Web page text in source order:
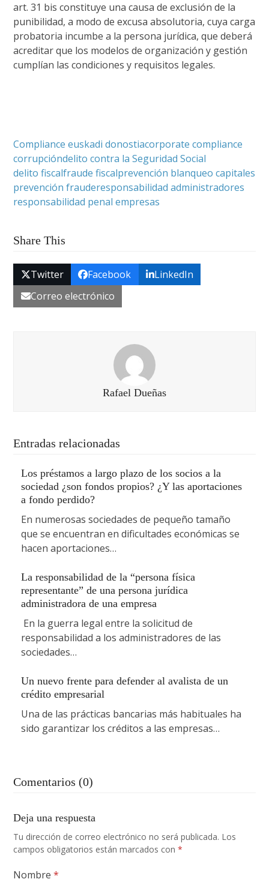
art. 31 bis constituye una causa de exclusión de la
punibilidad, a modo de excusa absolutoria, cuya carga
probatoria incumbe a la persona jurídica, que deberá
acreditar que los modelos de organización y gestión
cumplían las condiciones y requisitos legales.
Compliance euskadi donostiacorporate compliance
corrupcióndelito contra la Seguridad Social
delito fiscalfraude fiscalprevención blanqueo capitales
prevención frauderesponsabilidad administradores
responsabilidad penal empresas
Share This
Twitter Facebook
LinkedIn
Correo electrónico
Rafael Dueñas
Entradas relacionadas
Los préstamos a largo plazo de los socios a la
sociedad ¿son fondos propios? ¿Y las aportaciones
a fondo perdido?
En numerosas sociedades de pequeño tamaño
que se encuentran en dificultades económicas se
hacen aportaciones…
La responsabilidad de la “persona física
representante” de una persona jurídica
administradora de una empresa
En la guerra legal entre la solicitud de
responsabilidad a los administradores de las
sociedades…
Un nuevo frente para defender al avalista de un
crédito empresarial
Una de las prácticas bancarias más habituales ha
sido garantizar los créditos a las empresas…
Comentarios (0)
Deja una respuesta
Tu dirección de correo electrónico no será publicada. Los
campos obligatorios están marcados con*
Nombre*